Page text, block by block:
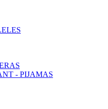
- PIJAMAS